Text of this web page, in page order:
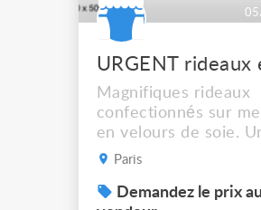
Magnifiques rideaux
confectionnés sur
en velours de soie.
cadre de scène
Cf dossier en photos.
Paris
Demandez le prix au